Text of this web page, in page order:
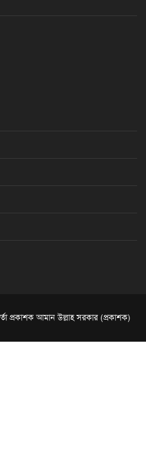
প্রকাশক আমান উল্লাহ সরকার (প্রকাশক)